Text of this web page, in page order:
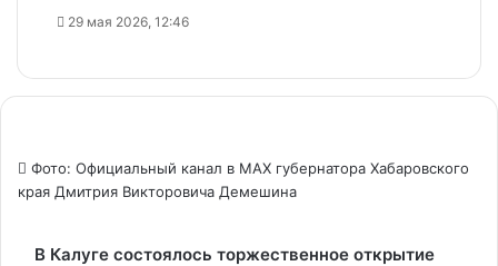
29 мая 2026, 12:46
Фото: Официальный канал в МАХ губернатора Хабаровского
края Дмитрия Викторовича Демешина
В Калуге состоялось торжественное открытие